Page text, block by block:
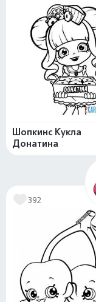
Шопкинс Кукла
Донатина
392